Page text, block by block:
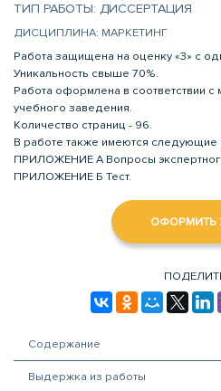
ТИП РАБОТЫ: ДИССЕРТАЦИЯ
ДИСЦИПЛИНА: МАРКЕТИНГ
Работа защищена на оценку «3» с
Уникальность свыше 70%.
Работа оформлена в соответствии с
учебного заведения.
Количество страниц - 96.
В работе также имеются следующие
ПРИЛОЖЕНИЕ А Вопросы
ПРИЛОЖЕНИЕ Б Тест.
ОФОРМИТЬ
Содержание
Выдержка из работы